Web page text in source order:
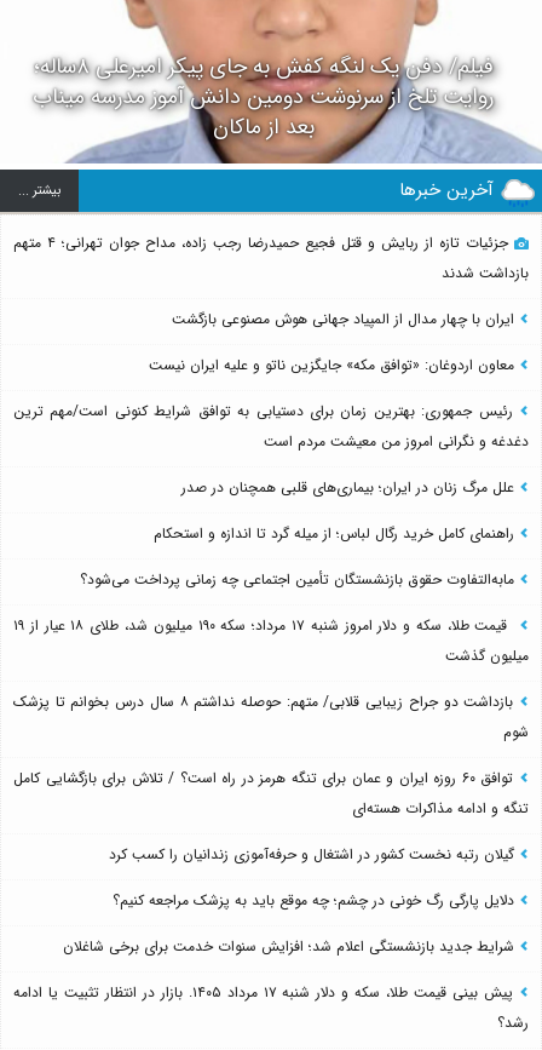
فیلم/ دفن یک لنگه کفش به جای پیکر امیرعلی ۸ساله؛
روایت تلخ از سرنوشت دومین دانش آموز مدرسه میناب
بعد از ماکان
آخرین خبرها بيشتر ...
جزئیات تازه از ربایش و قتل فجیع حمیدرضا رجب زاده، مداح جوان تهرانی؛ ۴ متهم
بازداشت شدند
ایران با چهار مدال از المپیاد جهانی هوش مصنوعی بازگشت
معاون اردوغان: «توافق مکه» جایگزین ناتو و علیه ایران نیست
رئیس جمهوری: بهترین زمان برای دستیابی به توافق شرایط کنونی است/مهم ترین
دغدغه و نگرانی امروز من معیشت مردم است
علل مرگ زنان در ایران؛ بیماری‌های قلبی همچنان در صدر
راهنمای کامل خرید رگال لباس؛ از میله گرد تا اندازه و استحکام
مابه‌التفاوت حقوق بازنشستگان تأمین اجتماعی چه زمانی پرداخت می‌شود؟
قیمت طلا، سکه و دلار امروز شنبه ۱۷ مرداد؛ سکه ۱۹۰ میلیون شد، طلای ۱۸ عیار از ۱۹
میلیون گذشت
بازداشت دو جراح زیبایی قلابی/ متهم: حوصله نداشتم ۸ سال درس بخوانم تا پزشک
شوم
توافق ۶۰ روزه ایران و عمان برای تنگه هرمز در راه است؟ / تلاش برای بازگشایی کامل
تنگه و ادامه مذاکرات هسته‌ای
گیلان رتبه نخست کشور در اشتغال و حرفه‌آموزی زندانیان را کسب کرد
دلایل پارگی رگ خونی در چشم؛ چه موقع باید به پزشک مراجعه کنیم؟
شرایط جدید بازنشستگی اعلام شد؛ افزایش سنوات خدمت برای برخی شاغلان
پیش بینی قیمت طلا، سکه و دلار شنبه ۱۷ مرداد ۱۴۰۵. بازار در انتظار تثبیت یا ادامه
رشد؟